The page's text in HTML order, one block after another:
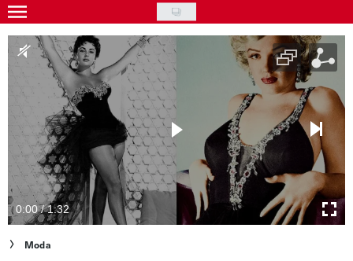
Skip
to
main
Gwiazdy
Ludzie
Moda
Uroda
Styl życia
Kultura
Wideo
0:00 / 1:32
Moda